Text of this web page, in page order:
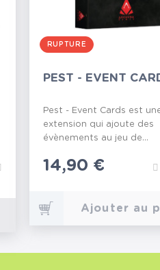
RUPTURE
PEST - EVENT
Pest - Event Cards est
extension qui ajoute des
évènements au jeu de...
Prix
14,90 €
Ajouter au